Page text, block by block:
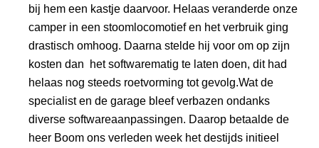
bij hem een kastje daarvoor. Helaas veranderde onze
camper in een stoomlocomotief en het verbruik ging
drastisch omhoog. Daarna stelde hij voor om op zijn
kosten dan het softwarematig te laten doen, dit had
helaas nog steeds roetvorming tot gevolg.Wat de
specialist en de garage bleef verbazen ondanks
diverse softwareaanpassingen. Daarop betaalde de
heer Boom ons verleden week het destijds initieel